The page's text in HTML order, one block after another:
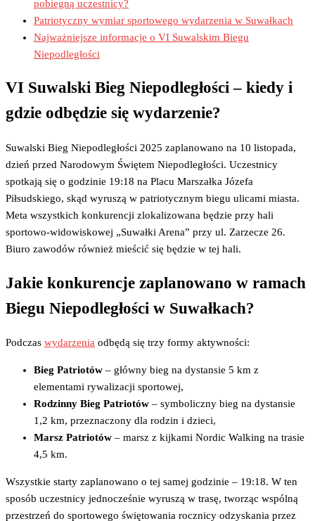
pobiegną uczestnicy?
Patriotyczny wymiar sportowego wydarzenia w Suwałkach
Najważniejsze informacje o VI Suwalskim Biegu
Niepodległości
VI Suwalski Bieg Niepodległości – kiedy i
gdzie odbędzie się wydarzenie?
Suwalski Bieg Niepodległości 2025 zaplanowano na 10 listopada,
dzień przed Narodowym Świętem Niepodległości. Uczestnicy
spotkają się o godzinie 19:18 na Placu Marszałka Józefa
Piłsudskiego, skąd wyruszą w patriotycznym biegu ulicami miasta.
Meta wszystkich konkurencji zlokalizowana będzie przy hali
sportowo-widowiskowej „Suwałki Arena” przy ul. Zarzecze 26.
Biuro zawodów również mieścić się będzie w tej hali.
Jakie konkurencje zaplanowano w ramach
Biegu Niepodległości w Suwałkach?
Podczas wydarzenia odbędą się trzy formy aktywności:
Bieg Patriotów – główny bieg na dystansie 5 km z
elementami rywalizacji sportowej,
Rodzinny Bieg Patriotów – symboliczny bieg na dystansie
1,2 km, przeznaczony dla rodzin i dzieci,
Marsz Patriotów – marsz z kijkami Nordic Walking na trasie
4,5 km.
Wszystkie starty zaplanowano o tej samej godzinie – 19:18. W ten
sposób uczestnicy jednocześnie wyruszą w trasę, tworząc wspólną
przestrzeń do sportowego świętowania rocznicy odzyskania przez